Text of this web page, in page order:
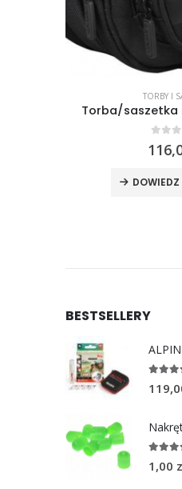
TORBY I
Torba/saszetka
DOWIEDZ
BESTSELLERY
1,00